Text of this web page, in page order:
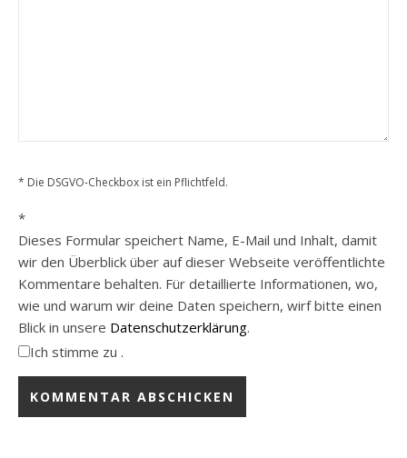
* Die DSGVO-Checkbox ist ein Pflichtfeld.
*
Dieses Formular speichert Name, E-Mail und Inhalt, damit
wir den Überblick über auf dieser Webseite veröffentlichte
Kommentare behalten. Für detaillierte Informationen, wo,
wie und warum wir deine Daten speichern, wirf bitte einen
Blick in unsere Datenschutzerklärung.
Ich stimme zu .